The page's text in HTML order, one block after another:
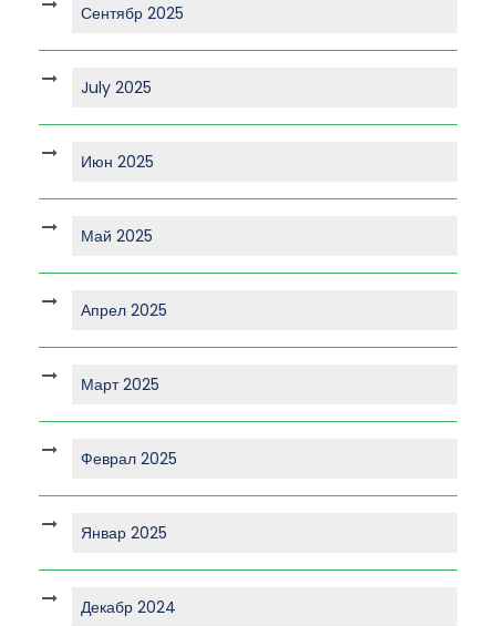
Сентябр 2025
July 2025
Июн 2025
Май 2025
Апрел 2025
Март 2025
Феврал 2025
Январ 2025
Декабр 2024